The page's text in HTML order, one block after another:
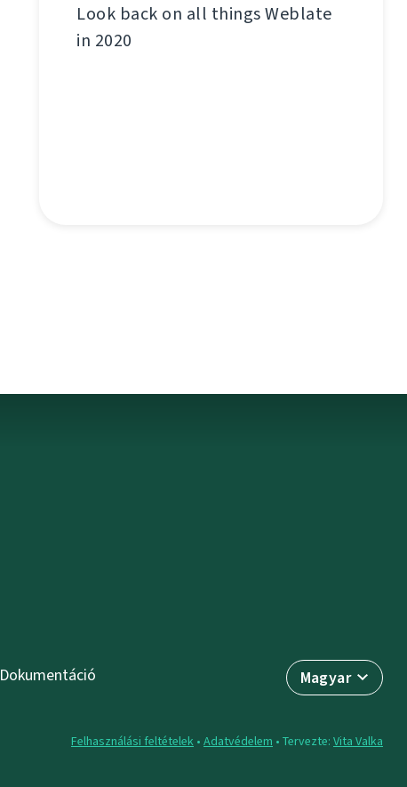
Look back on all things Weblate
in 2020
Magyar
Dokumentáció
Felhasználási feltételek • Adatvédelem • Tervezte: Vita Valka